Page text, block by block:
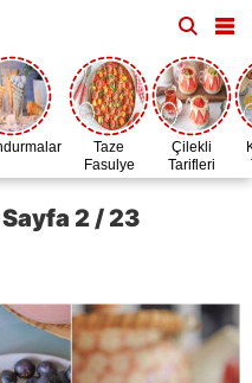
Taze
Fasulye
Zamanı
Çilekli
Tarifleri
2 / 23